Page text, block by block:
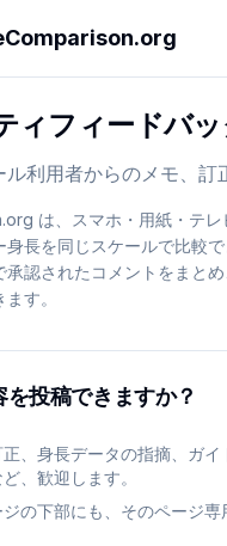
スキップ
ィフィードバッ
利用者からのメモ、訂
は、スマホ・用紙・テレ
身長を同じスケールで比較
承認されたコメントをまと
す。
を投稿できますか？
、身長データの指摘、ガイ
、歓迎します。
の下部にも、そのページ専